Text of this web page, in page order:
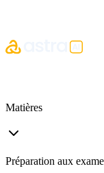
Matières
Préparation aux